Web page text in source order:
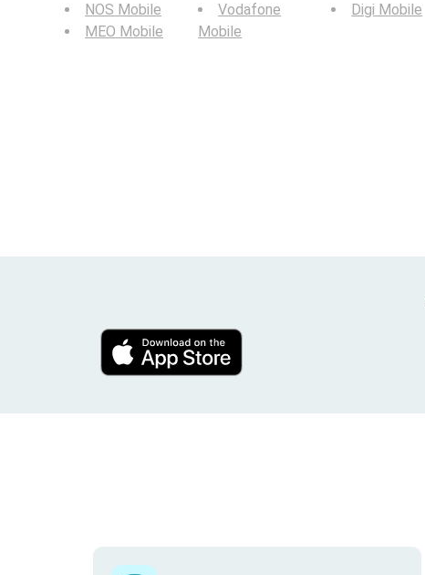
NOS Mobile
MEO Mobile
Vodafone
Mobile
Digi Mobile